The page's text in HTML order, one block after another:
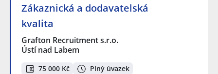
Zákaznická a dodavatelská
kvalita
Grafton Recruitment s.r.o.
Ústí nad Labem
75 000 Kč Plný úvazek